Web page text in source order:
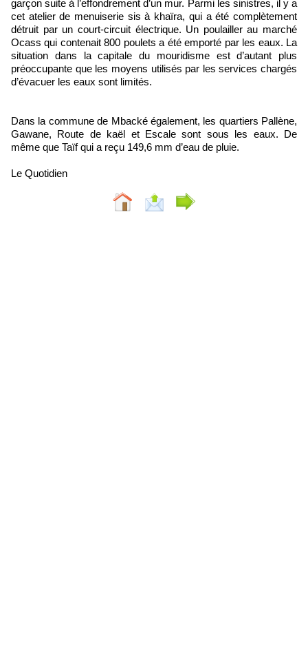
garçon suite à l’effondrement d’un mur. Parmi les sinistres, il y a
cet atelier de menuiserie sis à khaïra, qui a été complètement
détruit par un court-circuit électrique. Un poulailler au marché
Ocass qui contenait 800 poulets a été emporté par les eaux. La
situation dans la capitale du mouridisme est d’autant plus
préoccupante que les moyens utilisés par les services chargés
d’évacuer les eaux sont limités.
Dans la commune de Mbacké également, les quartiers Pallène,
Gawane, Route de kaël et Escale sont sous les eaux. De
même que Taïf qui a reçu 149,6 mm d’eau de pluie.
Le Quotidien